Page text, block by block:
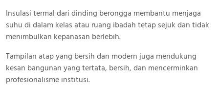
Insulasi termal dari dinding berongga membantu menjaga
suhu di dalam kelas atau ruang ibadah tetap sejuk dan tidak
menimbulkan kepanasan berlebih.
Tampilan atap yang bersih dan modern juga mendukung
kesan bangunan yang tertata, bersih, dan mencerminkan
profesionalisme institusi.